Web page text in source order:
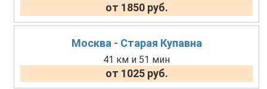
от 1850 руб.
Москва - Старая Купавна
41 км и 51 мин
от 1025 руб.